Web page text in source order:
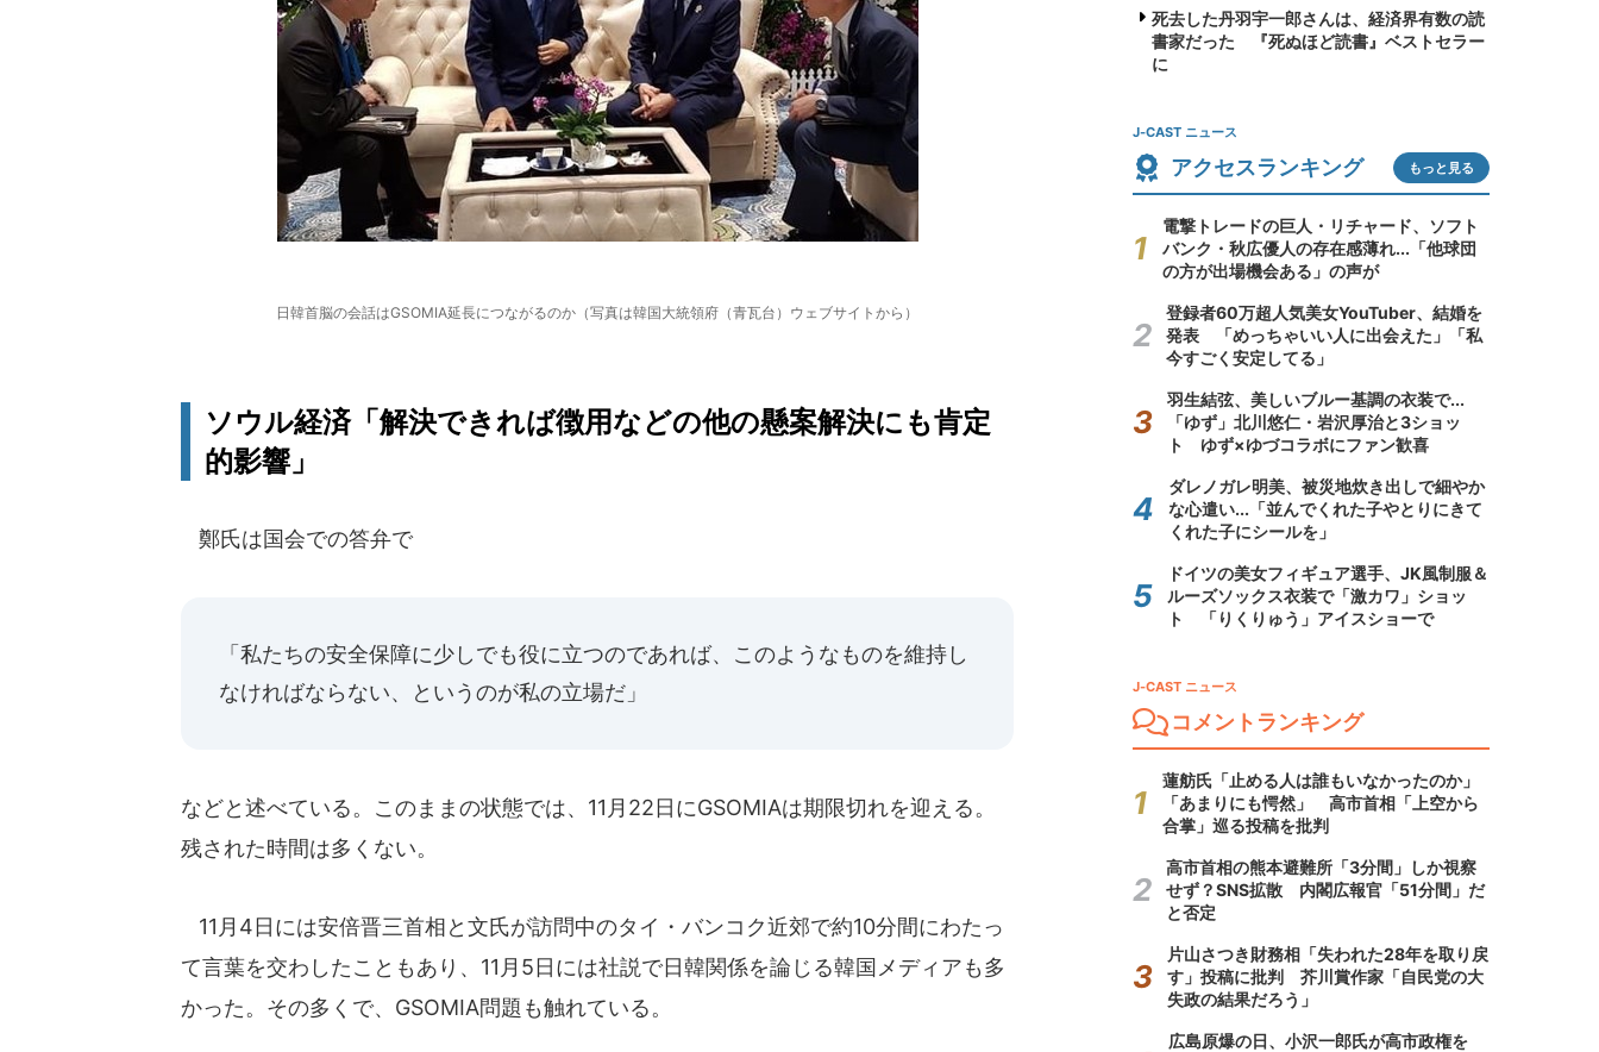
日韓首脳の会話はGSOMIA延長につながるのか（写真は韓国大統領府（青瓦台）ウェブサイトから）
ソウル経済「解決できれば徴用などの他の懸案解決にも肯定
的影響」
鄭氏は国会での答弁で
「私たちの安全保障に少しでも役に立つのであれば、このようなものを維持し
なければならない、というのが私の立場だ」
などと述べている。このままの状態では、11月22日にGSOMIAは期限切れを迎える。
残された時間は多くない。
11月4日には安倍晋三首相と文氏が訪問中のタイ・バンコク近郊で約10分間にわたっ
て言葉を交わしたこともあり、11月5日には社説で日韓関係を論じる韓国メディアも多
かった。その多くで、GSOMIA問題も触れている。
死去した丹羽宇一郎さんは、経済界有数の読
書家だった 『死ぬほど読書』ベストセラー
に
J-CAST ニュース
アクセスランキング もっと見る
電撃トレードの巨人・リチャード、ソフト
バンク・秋広優人の存在感薄れ...「他球団
の方が出場機会ある」の声が
登録者60万超人気美女YouTuber、結婚を
発表 「めっちゃいい人に出会えた」「私
今すごく安定してる」
羽生結弦、美しいブルー基調の衣装で...
「ゆず」北川悠仁・岩沢厚治と3ショッ
ト ゆず×ゆづコラボにファン歓喜
ダレノガレ明美、被災地炊き出しで細やか
な心遣い...「並んでくれた子やとりにきて
くれた子にシールを」
ドイツの美女フィギュア選手、JK風制服＆
ルーズソックス衣装で「激カワ」ショッ
ト 「りくりゅう」アイスショーで
J-CAST ニュース
コメントランキング
蓮舫氏「止める人は誰もいなかったのか」
「あまりにも愕然」 高市首相「上空から
合掌」巡る投稿を批判
高市首相の熊本避難所「3分間」しか視察
せず？SNS拡散 内閣広報官「51分間」だ
と否定
片山さつき財務相「失われた28年を取り戻
す」投稿に批判 芥川賞作家「自民党の大
失政の結果だろう」
広島原爆の日、小沢一郎氏が高市政権を